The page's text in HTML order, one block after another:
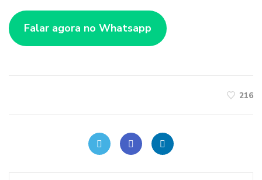
Falar agora no Whatsapp
216